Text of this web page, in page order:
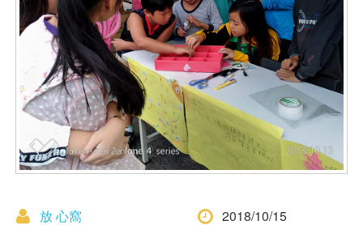
放 心窩 2018/10/15